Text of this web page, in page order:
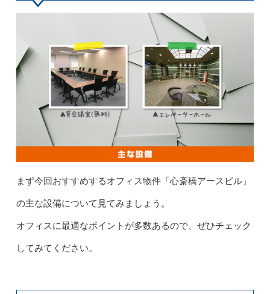
まず今回おすすめするオフィス物件「心斎橋アースビル」
の主な設備について見てみましょう。
オフィスに最適なポイントが多数あるので、ぜひチェック
してみてください。